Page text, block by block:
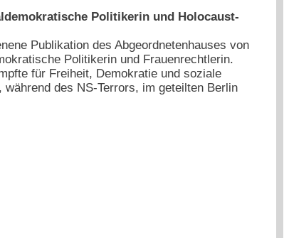
Politikerin und Holocaust-
Publikation des Abgeordnetenhauses von
Politikerin und Frauenrechtlerin.
für Freiheit, Demokratie und soziale
des NS-Terrors, im geteilten Berlin